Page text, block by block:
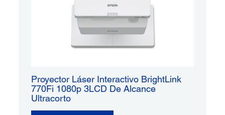
Proyector Láser Interactivo BrightLink
770Fi 1080p 3LCD De Alcance
Ultracorto